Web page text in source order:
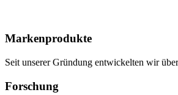
Markenprodukte
Seit unserer Gründung entwickelten wir
Forschung